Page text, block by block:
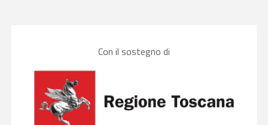
Con il sostegno di